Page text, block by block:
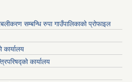
सम्बन्धि रुपा गाउँपालिकाको प्रोफाइल
कार्यालय